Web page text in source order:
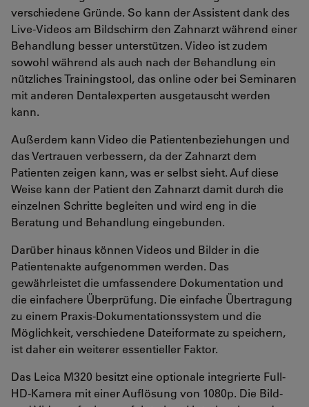
verschiedene Gründe. So kann der Assistent dank des
Live-Videos am Bildschirm den Zahnarzt während einer
Behandlung besser unterstützen. Video ist zudem
sowohl während als auch nach der Behandlung ein
nützliches Trainingstool, das online oder bei Seminaren
mit anderen Dentalexperten ausgetauscht werden
kann.
Außerdem kann Video die Patientenbeziehungen und
das Vertrauen verbessern, da der Zahnarzt dem
Patienten zeigen kann, was er selbst sieht. Auf diese
Weise kann der Patient den Zahnarzt damit durch die
einzelnen Schritte begleiten und wird eng in die
Beratung und Behandlung eingebunden.
Darüber hinaus können Videos und Bilder in die
Patientenakte aufgenommen werden. Das
gewährleistet die umfassendere Dokumentation und
die einfachere Überprüfung. Die einfache Übertragung
zu einem Praxis-Dokumentationssystem und die
Möglichkeit, verschiedene Dateiformate zu speichern,
ist daher ein weiterer essentieller Faktor.
Das Leica M320 besitzt eine optionale integrierte Full-
HD-Kamera mit einer Auflösung von 1080p. Die Bild-